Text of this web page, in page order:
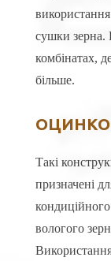
сушки зерна.
комбінатах,
більше.
Такі
призначені
кондиційного
вологого